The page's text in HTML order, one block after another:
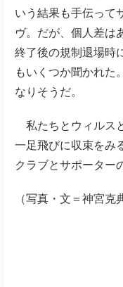
いう結果も手伝って
ヴ。だが、個人差は
終了後の規制退場時
もいくつか聞かれた
なりそうだ。
私たちとウィルス
一足飛びに収束をみ
クラブとサポーター
（写真・文＝神宮克